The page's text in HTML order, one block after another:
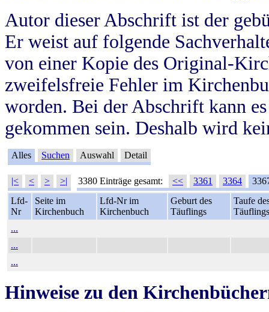
Autor dieser Abschrift ist der
Er weist auf folgende
von einer Kopie des Original-
zweifelsfreie Fehler im
worden. Bei der Abschrift kann
gekommen sein. Deshalb wird
Alles Suchen Auswahl Detail
|< < > >| 3380 Einträge gesamt: << 3361 3364
Lfd-
Nr
Seite im
Kirchenbuch
Lfd-Nr im
Kirchenbuch
Geburt des
Täuflings
Taufe
Täuflings
...
...
...
Hinweise zu den